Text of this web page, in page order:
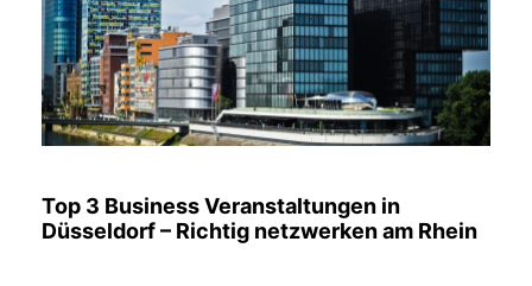
Top 3 Business Veranstaltungen in
Düsseldorf – Richtig netzwerken am Rhein